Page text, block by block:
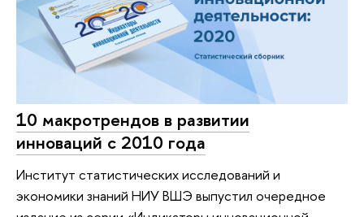
10 макротрендов в развитии
инноваций с 2010 года
Институт статистических исследований и
экономики знаний НИУ ВШЭ выпустил очередное